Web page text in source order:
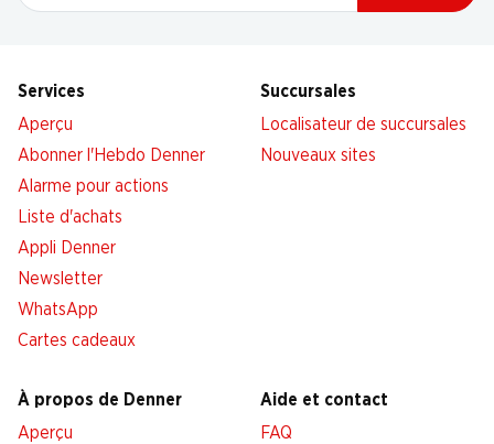
Services
Aperçu
Abonner l'Hebdo Denner
Alarme pour actions
Liste d'achats
Appli Denner
Newsletter
WhatsApp
Cartes cadeaux
Succursales
Localisateur de succursales
Nouveaux sites
À propos de Denner
Aperçu
Aide et contact
FAQ